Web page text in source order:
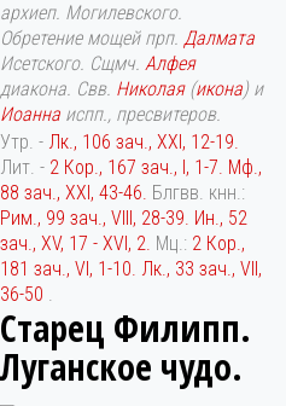
архиеп. Могилевского.
Обретение мощей прп. Далмата
Исетского. Сщмч. Алфея
диакона. Свв. Николая(икона) и
Иоанна испп., пресвитеров.
Утр. - Лк., 106 зач., XXI, 12-19.
Лит. - 2 Кор., 167 зач., I, 1-7. Мф.,
88 зач., XXI, 43-46. Блгвв. кнн.:
Рим., 99 зач., VIII, 28-39. Ин., 52
зач., XV, 17 - XVI, 2. Мц.: 2 Кор.,
181 зач., VI, 1-10. Лк., 33 зач., VII,
36-50 .
Старец Филипп.
Луганское чудо.